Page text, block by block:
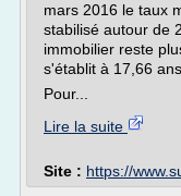
mars 2016 le taux
stabilisé autour de
immobilier reste
s'établit à 17,66 ans.
Pour...
Lire la suite
Site : https://